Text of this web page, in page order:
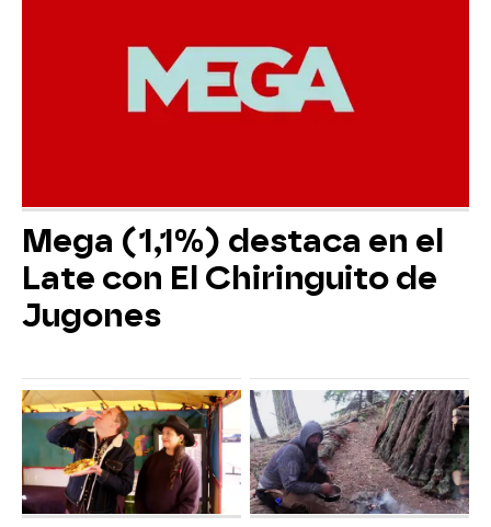
Mega (1,1%) destaca en el
Late con El Chiringuito de
Jugones